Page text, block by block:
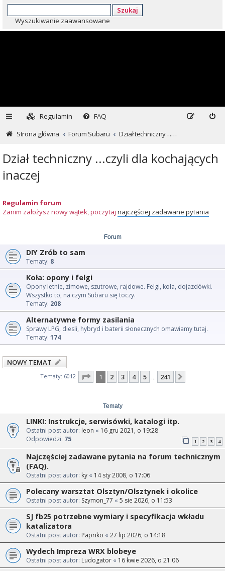
Szukaj
Wyszukiwanie zaawansowane
Regulamin
FAQ
Strona główna
Forum Subaru Dział techniczny ...czyli dla kochających inaczej
Dział techniczny ...czyli dla kochających
inaczej
Regulamin forum
Zanim założysz nowy wątek, poczytaj najczęściej zadawane pytania
Forum
DIY Zrób to sam
Tematy: 8
Koła: opony i felgi
Opony letnie, zimowe, szutrowe, rajdowe. Felgi, koła, dojazdówki.
Wszystko to, na czym Subaru się toczy.
Tematy: 208
Alternatywne formy zasilania
Sprawy LPG, diesli, hybryd i baterii słonecznych omawiamy tutaj.
Tematy: 174
NOWY TEMAT
Tematy: 6012 Strona z241
1 2 3 4 5 241
Tematy
LINKI: Instrukcje, serwisówki, katalogi itp.
Ostatni post autor: leon « 16 gru 2021, o 19:28
Odpowiedzi: 75 1 2 3 4
Najczęściej zadawane pytania na forum technicznym
(FAQ).
Ostatni post autor: ky « 14 sty 2008, o 17:06
Polecany warsztat Olsztyn/Olsztynek i okolice
Ostatni post autor: Szymon_77 « 5 sie 2026, o 11:53
SJ fb25 potrzebne wymiary i specyfikacja wkładu
katalizatora
Ostatni post autor: Papriko « 27 lip 2026, o 14:18
Wydech Impreza WRX blobeye
Ostatni post autor: Ludogator « 16 kwie 2026, o 21:06